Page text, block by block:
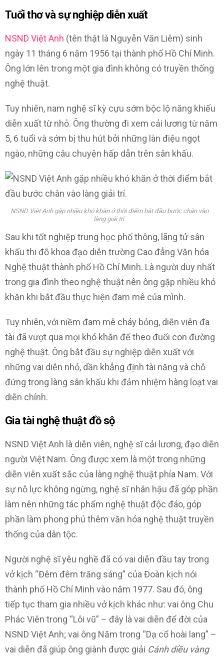
Tuổi thơ và sự nghiệp diễn xuất
NSND Việt Anh (tên thật là Nguyễn Văn Liêm) sinh
ngày 11 tháng 6 năm 1956 tại thành phố Hồ Chí Minh.
Ông lớn lên trong một gia đình không có truyền thống
nghệ thuật.
Tuy nhiên, nam nghệ sĩ kỳ cựu sớm bộc lộ năng khiếu
diễn xuất từ nhỏ. Ông thường đi xem cải lương từ năm
5, 6 tuổi và sớm bị thu hút bởi những làn điệu ngọt
ngào, những câu chuyện hấp dẫn trên sân khấu.
NSND Việt Anh gặp nhiều khó khăn ở thời điểm bắt đầu bước chân vào
làng giải trí.
Sau khi tốt nghiệp trung học phổ thông, lãng tử sân
khấu thi đỗ khoa đạo diễn trường Cao đẳng Văn hóa
Nghệ thuật thành phố Hồ Chí Minh. Là người duy nhất
trong gia đình theo nghệ thuật nên ông gặp nhiều khó
khăn khi bắt đầu thực hiện đam mê của mình.
Tuy nhiên, với niềm đam mê cháy bỏng, diễn viên đa
tài đã vượt qua mọi khó khăn để theo đuổi con đường
nghệ thuật. Ông bắt đầu sự nghiệp diễn xuất với
những vai diễn nhỏ, dần khẳng định tài năng và chỗ
đứng trong làng sân khấu khi đảm nhiệm hàng loạt vai
diễn chính.
Gia tài nghệ thuật đồ sộ
NSND Việt Anh là diễn viên, nghệ sĩ cải lương, đạo diễn
người Việt Nam. Ông được xem là một trong những
diễn viên xuất sắc của làng nghệ thuật phía Nam. Với
sự nỗ lực không ngừng, nghệ sĩ nhân hậu đã góp phần
làm nên những tác phẩm nghệ thuật độc đáo, góp
phần làm phong phú thêm văn hóa nghệ thuật truyền
thống của dân tộc.
Người nghệ sĩ yêu nghề đã có vai diễn đầu tay trong
vở kịch “Đêm đêm trăng sáng” của Đoàn kịch nói
thành phố Hồ Chí Minh vào năm 1977. Sau đó, ông
tiếp tục tham gia nhiều vở kịch khác như: vai ông Chu
Phác Viên trong “Lôi vũ” – đây là vai diễn để đời của
NSND Việt Anh; vai ông Năm trong “Dạ cổ hoài lang” –
vai diễn đã giúp ông giành được giải Cánh diều vàng